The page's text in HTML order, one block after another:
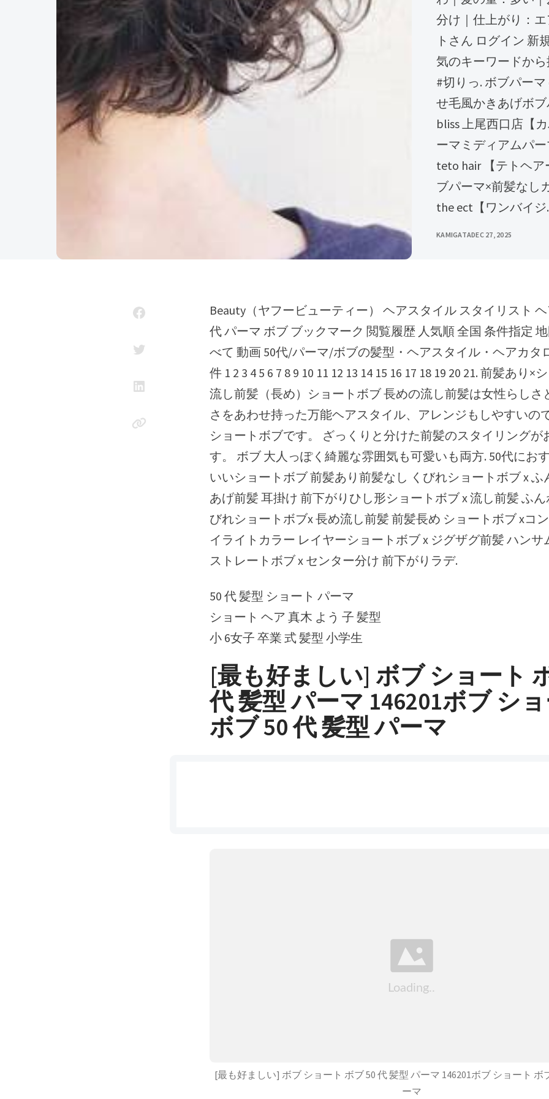
分け｜仕上がり：エ
トさん ログイン 新
気のキーワードか
#切りっ. ボブパー
せ毛風かきあげボ
bliss 上尾西口店【
ーマミディアムパ
teto hair 【テトヘ
ブパーマ×前髪なし
the ect【ワンバイジ.
KAMIGATADEC 27, 2025
Beauty（ヤフービューティー） ヘアスタイル スタイリスト ヘアサロン 50
代 パーマ ボブ ブックマーク 閲覧履歴 人気順 全国 条件指定
べて 動画 50代/パーマ/ボブの髪型・ヘアスタイル・ヘアカタ
件 1 2 3 4 5 6 7 8 9 10 11 12 13 14 15 16 17 18 19 20 21. 前髪あり×
流し前髪（長め）ショートボブ 長めの流し前髪は女性らしさ
さをあわせ持った万能ヘアスタイル、アレンジもしやすいの
ショートボブです。 ざっくりと分けた前髪のスタイリングが
す。 ボブ 大人っぽく綺麗な雰囲気も可愛いも両方. 50代にお
いいショートボブ 前髪あり前髪なし くびれショートボブ x ふ
あげ前髪 耳掛け 前下がりひし形ショートボブ x 流し前髪 ふん
びれショートボブx 長め流し前髪 前髪長め ショートボブ xコ
イライトカラー レイヤーショートボブ x ジグザグ前髪 ハンサ
ストレートボブ x センター分け 前下がりラデ.
50 代 髪型 ショート パーマ
ショート ヘア 真木 よう 子 髪型
小 6女子 卒業 式 髪型 小学生
[最も好ましい] ボブ ショート
代 髪型 パーマ 146201ボブ シ
ボブ 50 代 髪型 パーマ
[最も好ましい] ボブ ショート ボブ 50 代 髪型 パーマ 146201ボブ ショート ボ
ーマ